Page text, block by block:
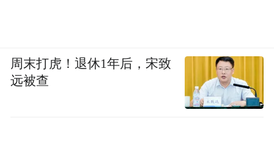
周末打虎！退休1年后，宋致
远被查